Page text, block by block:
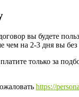
вы будете
чем на 2-3 дня вы без
только за
https://